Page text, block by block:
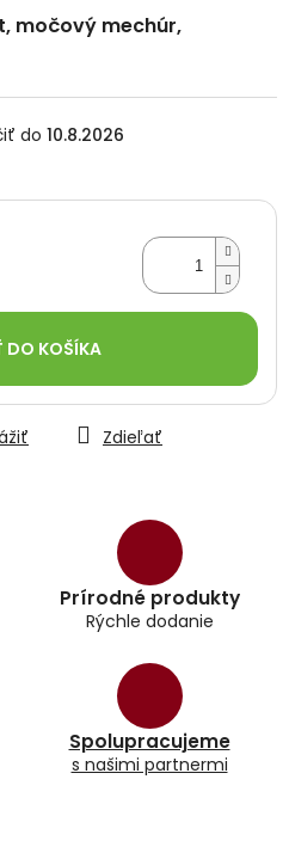
10.8.2026
DO KOŠÍKA
Prírodné produkty
Rýchle dodanie
Spolupracujeme
s našimi partnermi
močový mechúr,
Zdieľať